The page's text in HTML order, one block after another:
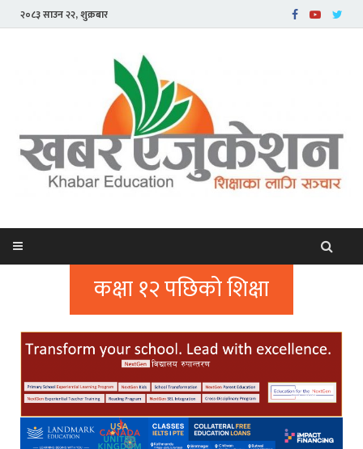
२०८३ साउन २२, शुक्रबार
कक्षा १२ पछिको शिक्षा